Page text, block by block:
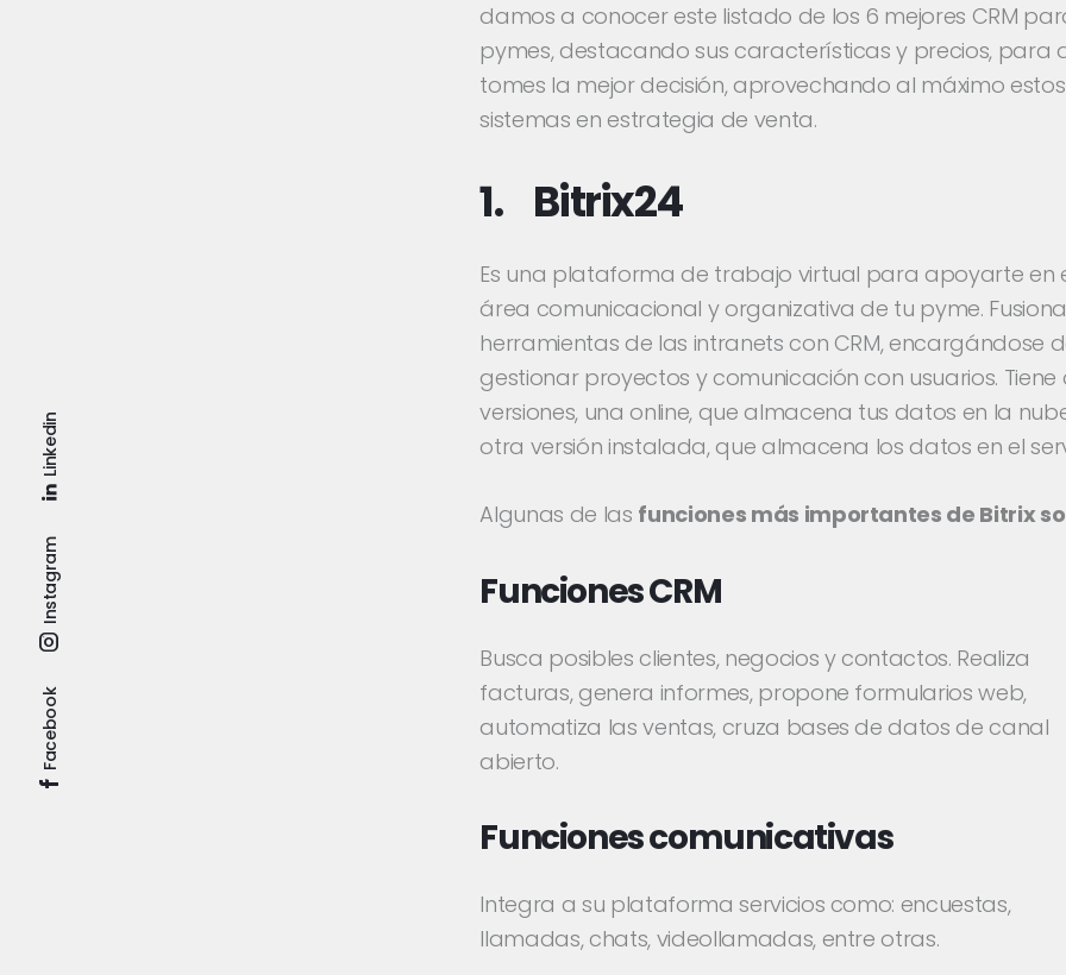
damos a conocer este listado de los 6 mejores CRM
pymes, destacando sus características y precios, para
tomes la mejor decisión, aprovechando al máximo estos
sistemas en estrategia de venta.
1. Bitrix24
Es una plataforma de trabajo virtual para apoyarte en
área comunicacional y organizativa de tu pyme.
herramientas de las intranets con CRM, encargándose
gestionar proyectos y comunicación con usuarios. Tiene
versiones, una online, que almacena tus datos en la
otra versión instalada, que almacena los datos en el
Algunas de las funciones más importantes de Bitrix
Funciones CRM
Busca posibles clientes, negocios y contactos. Realiza
facturas, genera informes, propone formularios web,
automatiza las ventas, cruza bases de datos de canal
abierto.
Funciones comunicativas
Integra a su plataforma servicios como: encuestas,
llamadas, chats, videollamadas, entre otras.
Facebook
Instagram
Linkedin